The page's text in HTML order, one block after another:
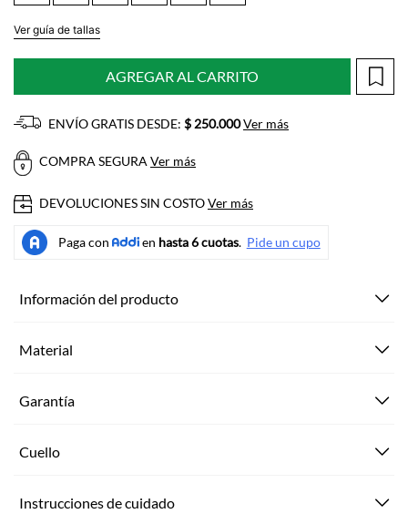
Ver guía de tallas
AGREGAR AL CARRITO
ENVÍO GRATIS DESDE: $ 250.000Ver más
COMPRA SEGURAVer más
DEVOLUCIONES SIN COSTOVer más
Información del producto
Material
Garantía
Cuello
Instrucciones de cuidado